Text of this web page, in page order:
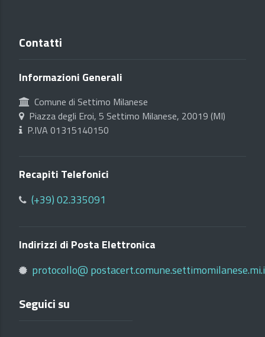
Contatti
Informazioni Generali
Comune di Settimo Milanese
Piazza degli Eroi, 5 Settimo Milanese, 20019 (MI)
P.IVA 01315140150
Recapiti Telefonici
(+39) 02.335091
Indirizzi di Posta Elettronica
protocollo@
Seguici su